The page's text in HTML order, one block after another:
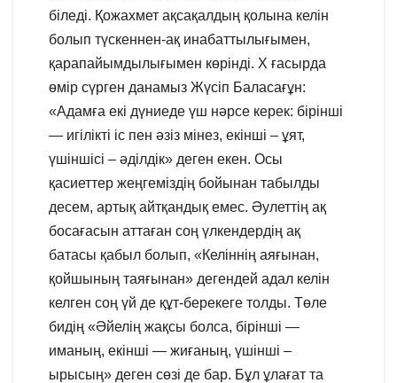
біледі. Қожахмет ақсақалдың қолына келін
болып түскеннен-ақ инабаттылығымен,
қарапайымдылығымен көрінді. Х ғасырда
өмір сүрген данамыз Жүсіп Баласағұн:
«Адамға екі дүниеде үш нәрсе керек: бірінші
— игілікті іс пен әзіз мінез, екінші – ұят,
үшіншісі – әділдік» деген екен. Осы
қасиеттер жеңгеміздің бойынан табылды
десем, артық айтқандық емес. Әулеттің ақ
босағасын аттаған соң үлкендердің ақ
батасы қабыл болып, «Келіннің аяғынан,
қойшының таяғынан» дегендей адал келін
келген соң үй де құт-берекеге толды. Төле
бидің «Әйелің жақсы болса, бірінші —
иманың, екінші — жиғаның, үшінші –
ырысың» деген сөзі де бар. Бұл ұлағат та